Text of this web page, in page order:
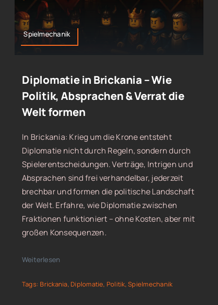
Spielmechanik
Diplomatie in Brickania – Wie
Politik, Absprachen & Verrat die
Welt formen
In Brickania: Krieg um die Krone entsteht
Diplomatie nicht durch Regeln, sondern durch
Spielerentscheidungen. Verträge, Intrigen und
Absprachen sind frei verhandelbar, jederzeit
brechbar und formen die politische Landschaft
der Welt. Erfahre, wie Diplomatie zwischen
Fraktionen funktioniert – ohne Kosten, aber mit
großen Konsequenzen.
Weiterlesen
Tags: Brickania, Diplomatie, Politik,Spielmechanik